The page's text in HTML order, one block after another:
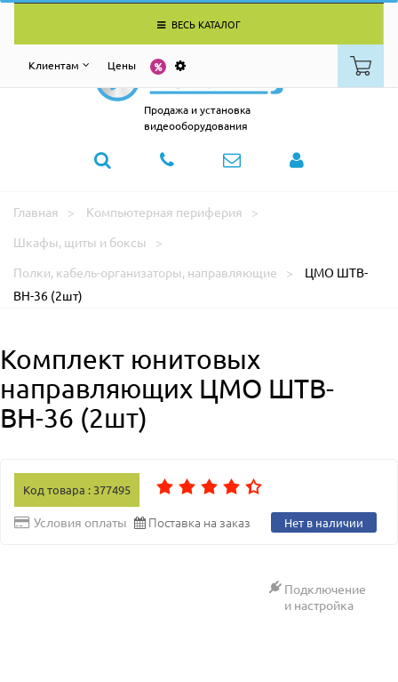
ВЕСЬ КАТАЛОГ
Клиентам Цены
Продажа и установка
видеооборудования
Главная
Компьютерная периферия
Шкафы, щиты и боксы
Полки, кабель-организаторы, направляющие
ЦМО ШТВ-
ВН-36 (2шт)
Комплект юнитовых
направляющих ЦМО ШТВ-
ВН-36 (2шт)
Код товара : 377495
Условия оплаты Поставка на заказ Нет в наличии
Подключение
и настройка